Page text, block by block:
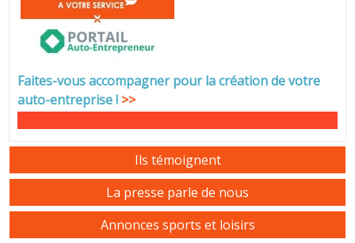
Faites-vous accompagner pour la création de votre
auto-entreprise! >>
Ils témoignent
La presse parle de nous
Annonces sports et loisirs